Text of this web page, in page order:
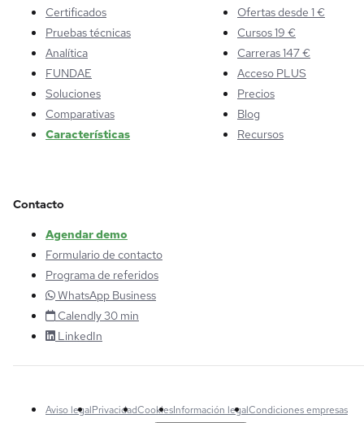
Certificados
Pruebas técnicas
Analítica
FUNDAE
Soluciones
Comparativas
Características
Ofertas desde 1 €
Cursos 19 €
Carreras 147 €
Acceso PLUS
Precios
Blog
Recursos
Contacto
Agendar demo
Formulario de contacto
Programa de referidos
WhatsApp Business
Calendly 30 min
LinkedIn
Aviso legalPrivacidadCookiesInformación legalCondiciones empresas